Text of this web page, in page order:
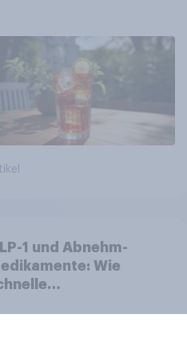
1 und Abnehm-
Wie